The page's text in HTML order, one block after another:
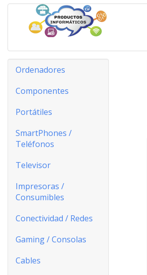
Ordenadores
Componentes
Portátiles
SmartPhones /
Teléfonos
Televisor
Impresoras /
Consumibles
Conectividad / Redes
Gaming / Consolas
Cables